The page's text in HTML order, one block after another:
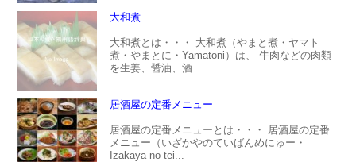
大和煮
大和煮とは・・・ 大和煮（やまと煮・ヤマト
煮・やまとに・Yamatoni）は、 牛肉などの肉類
を生姜、醤油、酒...
居酒屋の定番メニュー
居酒屋の定番メニューとは・・・ 居酒屋の定番
メニュー（いざかやのていばんめにゅー・
Izakaya no tei...